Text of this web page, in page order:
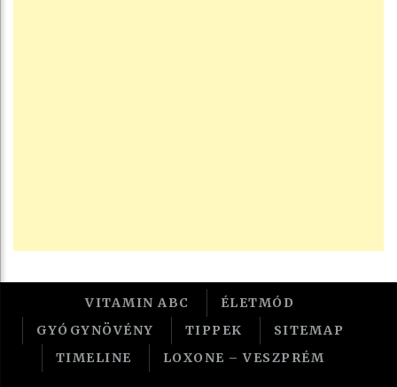
VITAMIN ABC
ÉLETMÓD
GYÓGYNÖVÉNY
TIPPEK
SITEMAP
TIMELINE
LOXONE – VESZPRÉM